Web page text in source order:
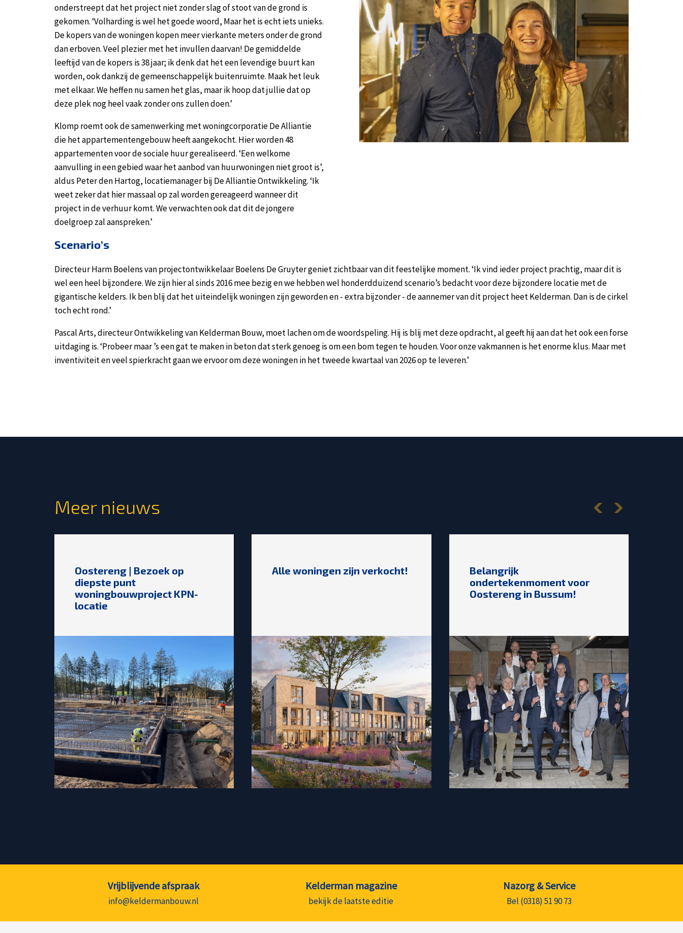
onderstreept dat het project niet zonder slag of stoot van de grond is
gekomen. ‘Volharding is wel het goede woord, Maar het is echt iets unieks.
De kopers van de woningen kopen meer vierkante meters onder de grond
dan erboven. Veel plezier met het invullen daarvan! De gemiddelde
leeftijd van de kopers is 38 jaar; ik denk dat het een levendige buurt kan
worden, ook dankzij de gemeenschappelijk buitenruimte. Maak het leuk
met elkaar. We heffen nu samen het glas, maar ik hoop dat jullie dat op
deze plek nog heel vaak zonder ons zullen doen.’
Klomp roemt ook de samenwerking met woningcorporatie De Alliantie
die het appartementengebouw heeft aangekocht. Hier worden 48
appartementen voor de sociale huur gerealiseerd. ‘Een welkome
aanvulling in een gebied waar het aanbod van huurwoningen niet groot is’,
aldus Peter den Hartog, locatiemanager bij De Alliantie Ontwikkeling. ‘Ik
weet zeker dat hier massaal op zal worden gereageerd wanneer dit
project in de verhuur komt. We verwachten ook dat dit de jongere
doelgroep zal aanspreken.’
Scenario’s
Directeur Harm Boelens van projectontwikkelaar Boelens De Gruyter geniet zichtbaar van dit feestelijke moment. ‘Ik vind ieder project prachtig, maar dit is
wel een heel bijzondere. We zijn hier al sinds 2016 mee bezig en we hebben wel honderdduizend scenario’s bedacht voor deze bijzondere locatie met de
gigantische kelders. Ik ben blij dat het uiteindelijk woningen zijn geworden en - extra bijzonder - de aannemer van dit project heet Kelderman. Dan is de cirkel
toch echt rond.’
Pascal Arts, directeur Ontwikkeling van Kelderman Bouw, moet lachen om de woordspeling. Hij is blij met deze opdracht, al geeft hij aan dat het ook een forse
uitdaging is. ‘Probeer maar ’s een gat te maken in beton dat sterk genoeg is om een bom tegen te houden. Voor onze vakmannen is het enorme klus. Maar met
inventiviteit en veel spierkracht gaan we ervoor om deze woningen in het tweede kwartaal van 2026 op te leveren.’
Meer nieuws
Oostereng | Bezoek op
diepste punt
woningbouwproject KPN-
locatie
Alle woningen zijn verkocht!
Belangrijk
ondertekenmoment voor
Oostereng in Bussum!
Vrijblijvende afspraak
info@keldermanbouw.nl
Kelderman magazine
bekijk de laatste editie
Nazorg & Service
Bel (0318) 51 90 73